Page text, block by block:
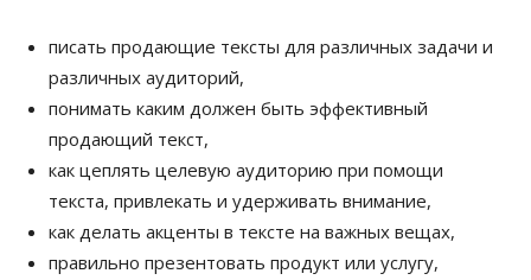
писать продающие тексты для различных задачи и
различных аудиторий,
понимать каким должен быть эффективный
продающий текст,
как цеплять целевую аудиторию при помощи
текста, привлекать и удерживать внимание,
как делать акценты в тексте на важных вещах,
правильно презентовать продукт или услугу,